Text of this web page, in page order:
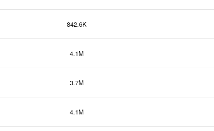
842.6K
4.1M
3.7M
4.1M